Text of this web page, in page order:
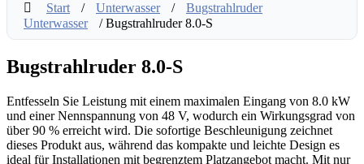
Start / Unterwasser /
Bugstrahlruder
Unterwasser
/ Bugstrahlruder 8.0-S
Bugstrahlruder 8.0-S
Entfesseln Sie Leistung mit einem maximalen Eingang von 8.0 kW
und einer Nennspannung von 48 V, wodurch ein Wirkungsgrad von
über 90 % erreicht wird. Die sofortige Beschleunigung zeichnet
dieses Produkt aus, während das kompakte und leichte Design es
ideal für Installationen mit begrenztem Platzangebot macht. Mit nur